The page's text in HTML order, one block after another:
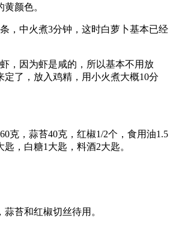
颜色。
，中火煮3分钟，这时白萝卜基本已经
，因为虾是咸的，所以基本不用放
定了，放入鸡精，用小火煮大概10分
克，蒜苔40克，红椒1/2个，食用油1.5
，白糖1大匙，料酒2大匙。
苔和红椒切丝待用。